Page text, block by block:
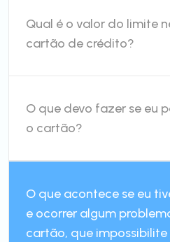
Qual é o valor do limite
cartão de crédito?
O que devo fazer se eu
o cartão?
O que acontece se eu
e ocorrer algum
cartão, que